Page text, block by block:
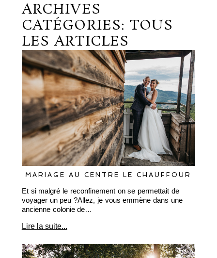
ARCHIVES
CATÉGORIES:TOUS
LES ARTICLES
MARIAGE AU CENTRE LE CHAUFFOUR
Et si malgré le reconfinement on se permettait de
voyager un peu ?Allez, je vous emmène dans une
ancienne colonie de…
Lire la suite...